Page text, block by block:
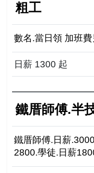
粗工
數名.當日領 加班
日薪 1300 起
鐵厝師傅.半
鐵厝師傅.日薪
2800.學徒.日薪
員工旅遊.視能力.